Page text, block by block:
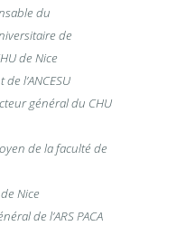
du
de
de Nice
l’ANCESU
général du CHU
de la faculté de
Nice
de l’ARS PACA